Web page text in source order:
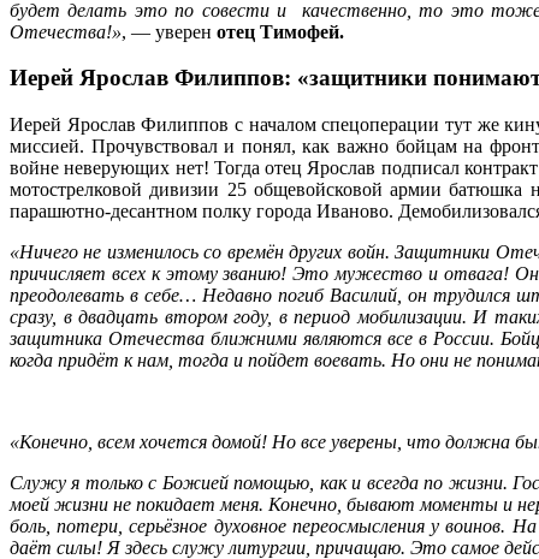
будет делать это по совести и качественно, то это
Отечества!», — уверен отец Тимофей.
Иерей Ярослав Филиппов: «защитники
Иерей Ярослав Филиппов с началом спецоперации тут же
миссией. Прочувствовал и понял, как важно бойцам на
войне неверующих нет! Тогда отец Ярослав подписал
мотострелковой дивизии 25 общевойсковой армии
парашютно-десантном полку города Иваново.
«Ничего не изменилось со времён других войн. Защитники
причисляет всех к этому званию! Это мужество и отвага!
преодолевать в себе… Недавно погиб Василий, он трудился
сразу, в двадцать втором году, в период мобилизации. И
защитника Отечества ближними являются все в России.
когда придёт к нам, тогда и пойдет воевать. Но они не
«Конечно, всем хочется домой! Но все уверены, что должна
Служу я только с Божией помощью, как и всегда по жизни.
моей жизни не покидает меня. Конечно, бывают моменты и
боль, потери, серьёзное духовное переосмысления у
даёт силы! Я здесь служу литургии, причащаю. Это самое